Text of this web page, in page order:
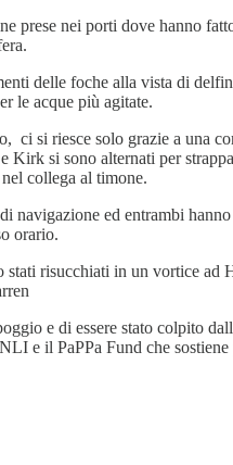
prese nei porti dove hanno
delle foche alla vista di
le acque più agitate.
si riesce solo grazie a una
si sono alternati per
collega al timone.
ed entrambi
orario.
risucchiati in un vortice
e di essere stato colpito
e il PaPPa Fund che